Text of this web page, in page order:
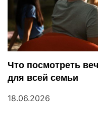
Что посмотреть
для всей семьи
18.06.2026